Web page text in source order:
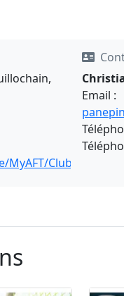
Clubs/Detail/
Email :